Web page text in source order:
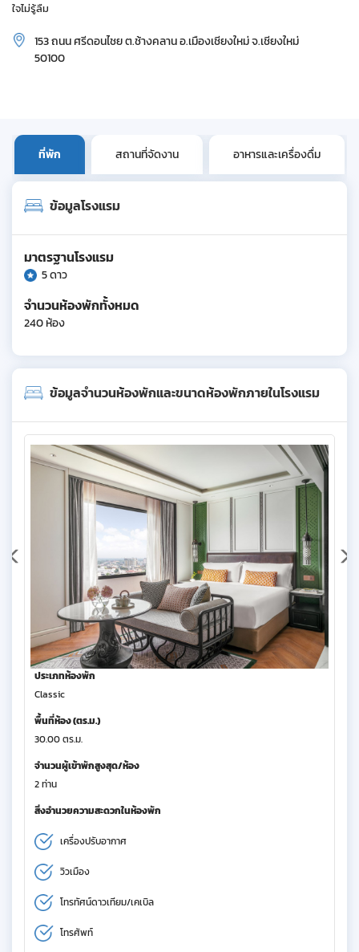
ใจไม่รู้ลืม
153 ถนน ศรีดอนไชย ต.ช้างคลาน อ.เมืองเชียงใหม่ จ.เชียงใหม่
50100
ที่พัก สถานที่จัดงาน อาหารและเครื่องดื่ม
ข้อมูลโรงแรม
มาตรฐานโรงแรม
5 ดาว
จำนวนห้องพักทั้งหมด
240 ห้อง
ข้อมูลจำนวนห้องพักและขนาดห้องพักภายในโรงแรม
ประเภทห้องพัก
Classic
พื้นที่ห้อง (ตร.ม.)
30.00 ตร.ม.
จำนวนผู้เข้าพักสูงสุด/ห้อง
2 ท่าน
สิ่งอำนวยความสะดวกในห้องพัก
เครื่องปรับอากาศ
วิวเมือง
โทรทัศน์ดาวเทียม/เคเบิล
โทรศัพท์